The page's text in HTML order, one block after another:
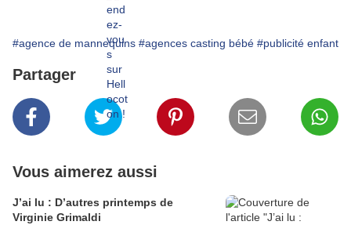
#agence de mannequins #agences casting bébé #publicité enfant
Partager
Vous aimerez aussi
J’ai lu : D’autres printemps de
Virginie Grimaldi